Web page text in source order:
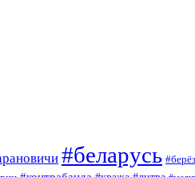
#беларусь